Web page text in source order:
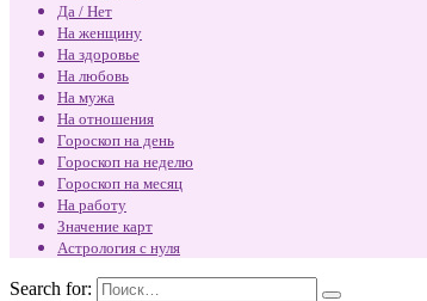
Да / Нет
На женщину
На здоровье
На любовь
На мужа
На отношения
Гороскоп на день
Гороскоп на неделю
Гороскоп на месяц
На работу
Значение карт
Астрология с нуля
Search for: